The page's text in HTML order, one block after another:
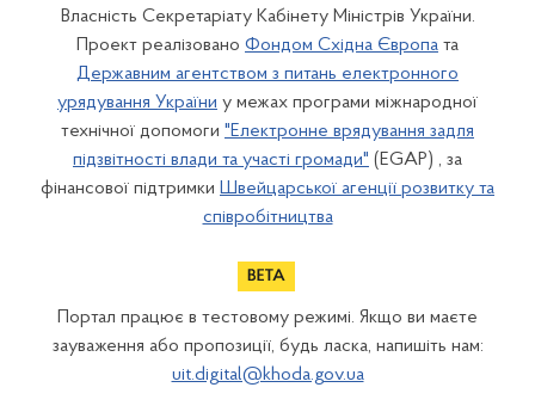
Власність Секретаріату Кабінету Міністрів України.
Проект реалізовано Фондом Східна Європа та
Державним агентством з питань електронного
урядування України у межах програми міжнародної
технічної допомоги "Електронне врядування задля
підзвітності влади та участі громади" (EGAP) , за
фінансової підтримки Швейцарської агенції розвитку та
співробітництва
Портал працює в тестовому режимі. Якщо ви маєте
зауваження або пропозиції, будь ласка, напишіть нам:
uit.digital@khoda.gov.ua